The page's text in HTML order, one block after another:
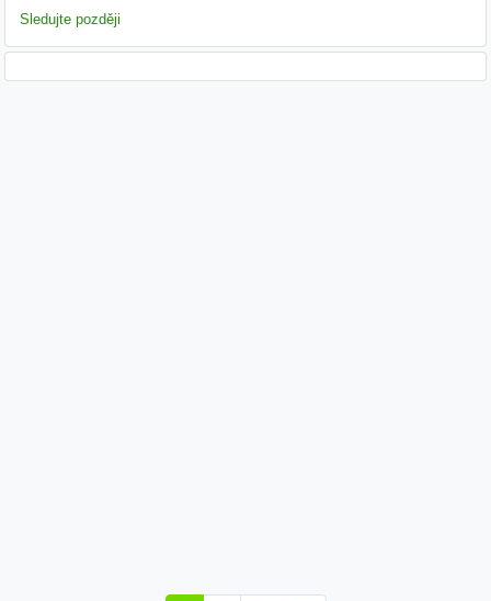
Sledujte později